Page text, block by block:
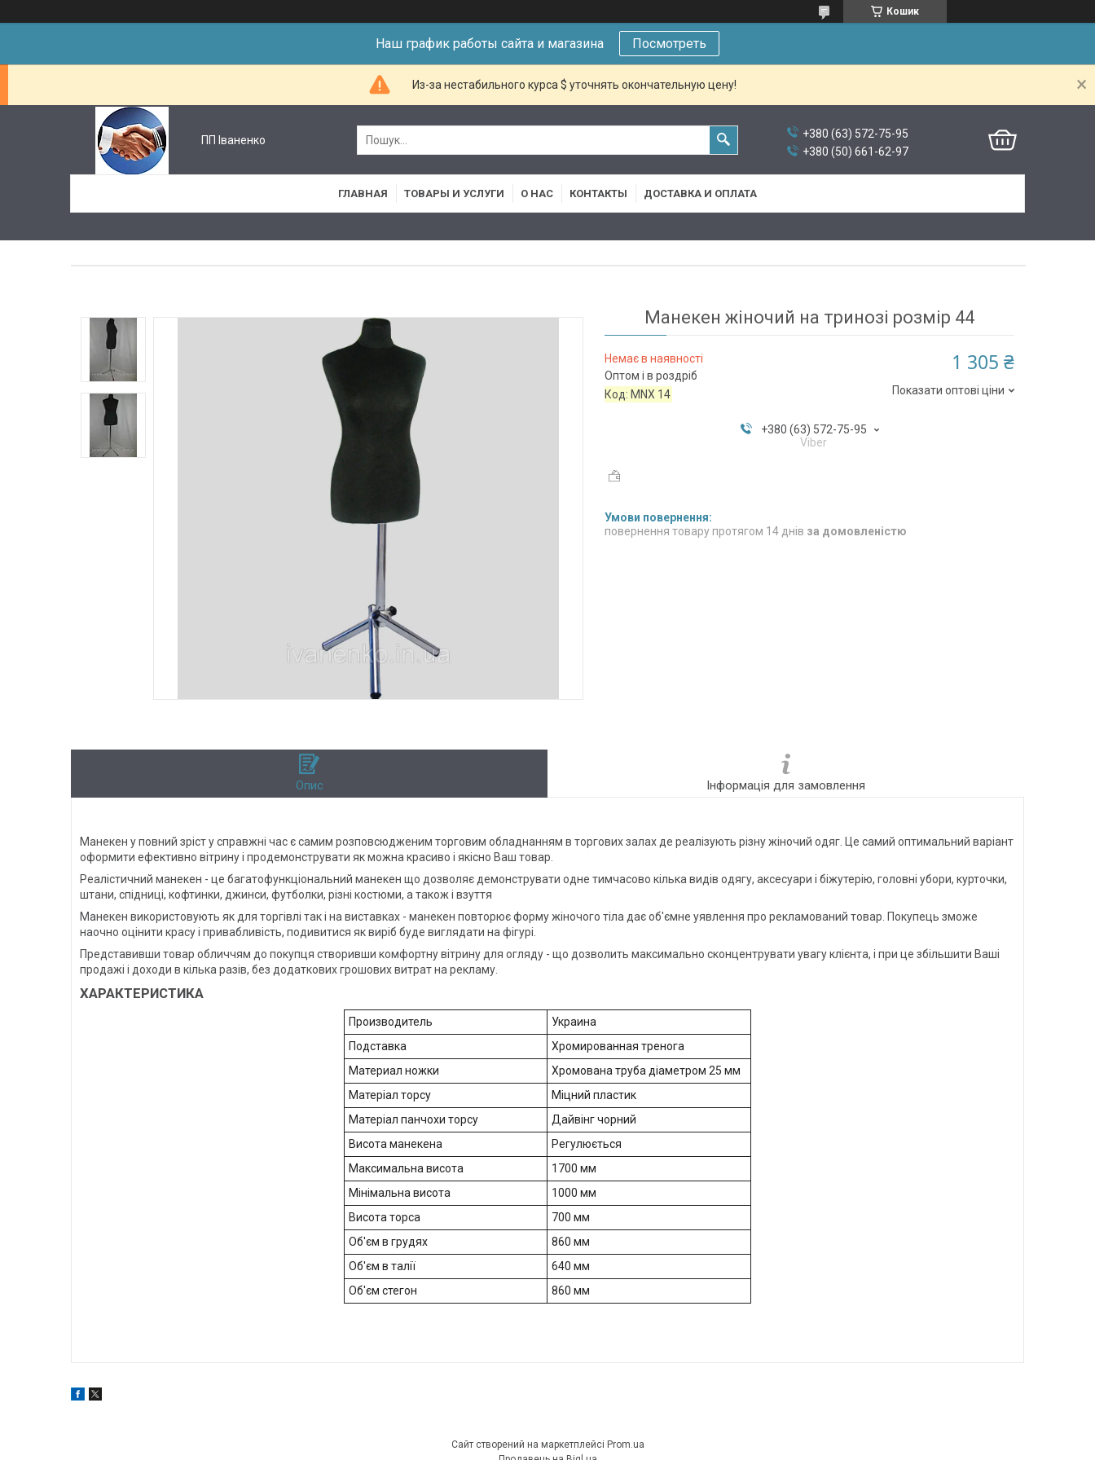
Кошик
Наш график работы сайта и магазина Посмотреть
Из-за нестабильного курса $ уточнять окончательную цену!
ПП Іваненко
+380 (63) 572-75-95
+380 (50) 661-62-97
ГЛАВНАЯ ТОВАРЫ И УСЛУГИ О НАС КОНТАКТЫ ДОСТАВКА И ОПЛАТА
Манекен жіночий на тринозі розмір 44
Немає в наявності
Оптом і в роздріб
Код: MNХ 14
1 305 ₴
Показати оптові ціни
+380 (63) 572-75-95
Viber
повернення товару протягом 14 днів за домовленістю
Опис Інформація для замовлення
Манекен у повний зріст у справжні час є самим розповсюдженим торговим обладнанням в торгових залах де реалізують різну жіночий одяг. Це самий оптимальний варіант
оформити ефективно вітрину і продемонструвати як можна красиво і якісно Ваш товар.
Реалістичний манекен - це багатофункціональний манекен що дозволяє демонструвати одне тимчасово кілька видів одягу, аксесуари і біжутерію, головні убори, курточки,
штани, спідниці, кофтинки, джинси, футболки, різні костюми, а також і взуття
Манекен використовують як для торгівлі так і на виставках - манекен повторює форму жіночого тіла дає об'ємне уявлення про рекламований товар. Покупець зможе
наочно оцінити красу і привабливість, подивитися як виріб буде виглядати на фігурі.
Представивши товар обличчям до покупця створивши комфортну вітрину для огляду - що дозволить максимально сконцентрувати увагу клієнта, і при це збільшити Ваші
продажі і доходи в кілька разів, без додаткових грошових витрат на рекламу.
ХАРАКТЕРИСТИКА
Производитель
Украина
Подставка
Хромированная тренога
Материал ножки
Хромована труба діаметром 25 мм
Матеріал торсу
Міцний пластик
Матеріал панчохи торсу
Дайвінг чорний
Висота манекена
Регулюється
Максимальна висота
1700 мм
Мінімальна висота
1000 мм
Висота торса
700 мм
Об'єм в грудях
860 мм
Об'єм в талії
640 мм
Об'єм стегон
860 мм
Сайт створений на маркетплейсі Prom.ua